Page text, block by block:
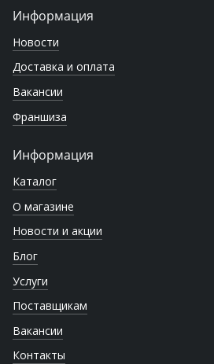
Информация
Новости
Доставка и оплата
Вакансии
Франшиза
Информация
Каталог
О магазине
Новости и акции
Блог
Услуги
Поставщикам
Вакансии
Контакты